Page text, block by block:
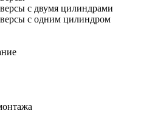
с двумя цилиндрами
с одним цилиндром